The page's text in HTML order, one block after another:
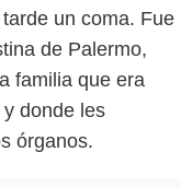
un coma. Fue
de Palermo,
familia que era
donde les
órganos.